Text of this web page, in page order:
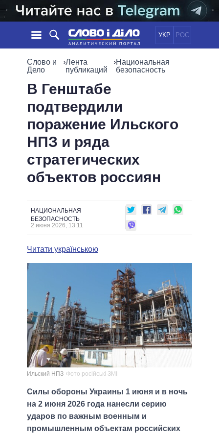
УКР РОС
НОВОСТИ
ЛЕНТА
СТАТЬИ
МНЕНИЯ
ОБЗОРЫ
ДАЙДЖЕСТЫ
ОБЩЕСТВО
МИР
ОБЕЩАНИЯ
ПОЛИТИКИ
ВСЕ ПОЛИТИКИ
ПРЕЗИДЕНТ И ОФИС
ВЕРХОВНАЯ РАДА
КАБИНЕТ МИНИСТРОВ
ГЛАВЫ ОБЛАДМИНИСТРАЦИЙ
МЭРЫ
ВСЕ ПЕРСОНЫ
ИНФОГРАФИКА
ВИДЕО
Слово и
Дело
›Лента
публикаций
›Национальная
безопасность
В Генштабе
подтвердили
поражение Ильского
НПЗ и ряда
стратегических
объектов россиян
НАЦИОНАЛЬНАЯ
БЕЗОПАСНОСТЬ
2 июня 2026, 13:11
Читати українською
Ильский НПЗ Фото російські ЗМІ
Силы обороны Украины 1 июня и в ночь
на 2 июня 2026 года нанесли серию
ударов по важным военным и
промышленным объектам российских